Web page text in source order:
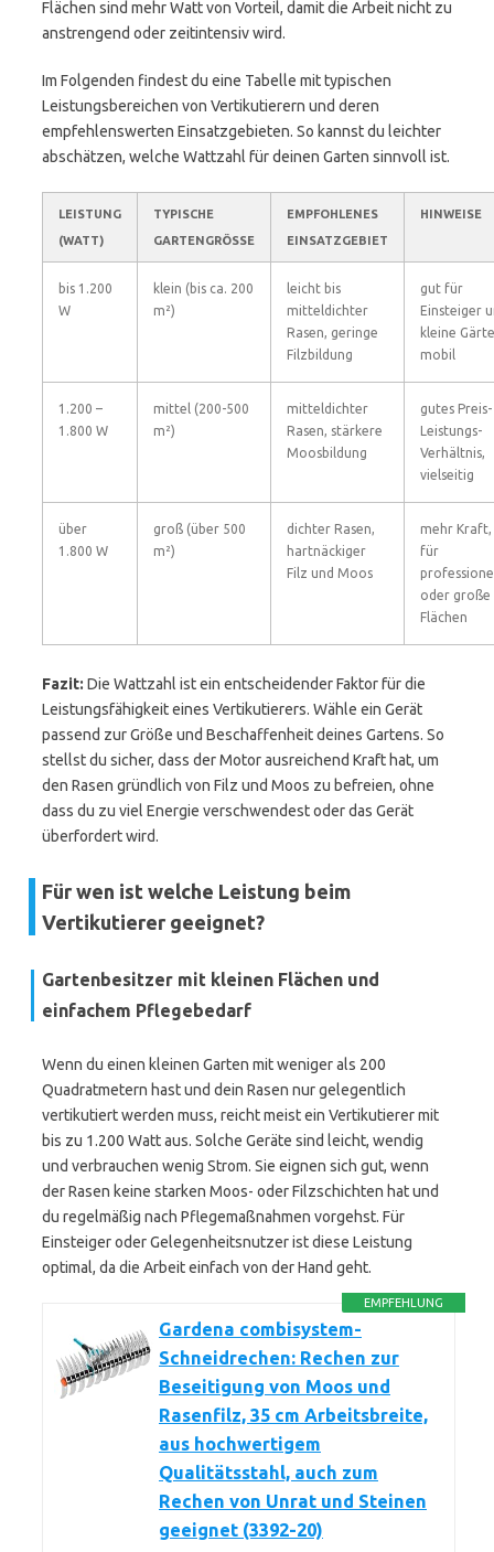
Flächen sind mehr Watt von Vorteil, damit die Arbeit nicht zu
anstrengend oder zeitintensiv wird.
Im Folgenden findest du eine Tabelle mit typischen
Leistungsbereichen von Vertikutierern und deren
empfehlenswerten Einsatzgebieten. So kannst du leichter
abschätzen, welche Wattzahl für deinen Garten sinnvoll ist.
LEISTUNG
(WATT)
TYPISCHE
GARTENGRÖSSE
EMPFOHLENES
EINSATZGEBIET
HINWEISE
bis 1.200
W
klein (bis ca. 200
m²)
leicht bis
mitteldichter
Rasen, geringe
Filzbildung
gut für
Einsteiger
kleine
mobil
1.200 –
1.800 W
mittel (200-500
m²)
mitteldichter
Rasen, stärkere
Moosbildung
gutes Preis-
Leistungs-
Verhältnis,
vielseitig
über
1.800 W
groß (über 500
m²)
dichter Rasen,
hartnäckiger
Filz und Moos
mehr Kraft,
für
oder große
Flächen
Fazit: Die Wattzahl ist ein entscheidender Faktor für die
Leistungsfähigkeit eines Vertikutierers. Wähle ein Gerät
passend zur Größe und Beschaffenheit deines Gartens. So
stellst du sicher, dass der Motor ausreichend Kraft hat, um
den Rasen gründlich von Filz und Moos zu befreien, ohne
dass du zu viel Energie verschwendest oder das Gerät
überfordert wird.
Für wen ist welche Leistung beim
Vertikutierer geeignet?
Gartenbesitzer mit kleinen Flächen und
einfachem Pflegebedarf
Wenn du einen kleinen Garten mit weniger als 200
Quadratmetern hast und dein Rasen nur gelegentlich
vertikutiert werden muss, reicht meist ein Vertikutierer mit
bis zu 1.200 Watt aus. Solche Geräte sind leicht, wendig
und verbrauchen wenig Strom. Sie eignen sich gut, wenn
der Rasen keine starken Moos- oder Filzschichten hat und
du regelmäßig nach Pflegemaßnahmen vorgehst. Für
Einsteiger oder Gelegenheitsnutzer ist diese Leistung
optimal, da die Arbeit einfach von der Hand geht.
EMPFEHLUNG
Gardena combisystem-
Schneidrechen: Rechen zur
Beseitigung von Moos und
Rasenfilz, 35 cm Arbeitsbreite,
aus hochwertigem
Qualitätsstahl, auch zum
Rechen von Unrat und Steinen
geeignet (3392-20)